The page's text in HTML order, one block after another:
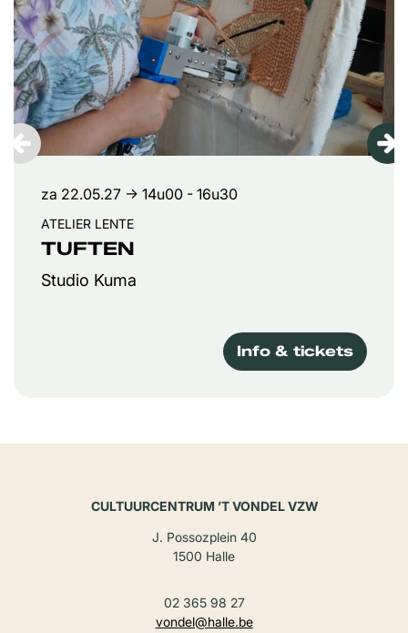
TUFTEN
Studio Kuma
ATELIER LENTE
za 22.05.27 → 14u00 - 16u30
Info & tickets
CULTUURCENTRUM ’T VONDEL VZW
J. Possozplein 40
1500 Halle
02 365 98 27
vondel@halle.be